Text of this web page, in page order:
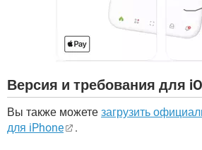
Версия и требования для
Вы также можете загрузить
для iPhone
.